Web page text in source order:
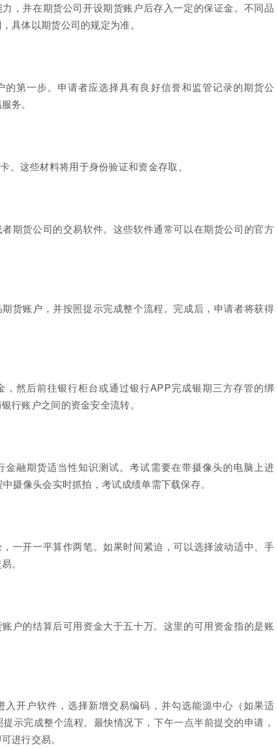
，并在期货公司开设期货账户后存入一定的保证金。不同品
具体以期货公司的规定为准。
的第一步。申请者应选择具有良好信誉和监管记录的期货公
务。
。这些材料将用于身份验证和资金存取。
期货公司的交易软件。这些软件通常可以在期货公司的官方
货账户，并按照提示完成整个流程。完成后，申请者将获得
，然后前往银行柜台或通过银行APP完成银期三方存管的绑
行账户之间的资金安全流转。
金融期货适当性知识测试。考试需要在带摄像头的电脑上进
摄像头会实时抓拍，考试成绩单需下载保存。
一开一平算作两笔。如果时间紧迫，可以选择波动适中、手
。
户的结算后可用资金大于五十万。这里的可用资金指的是账
入开户软件，选择新增交易编码，并勾选能源中心（如果适
示完成整个流程。最快情况下，下午一点半前提交的申请，
进行交易。